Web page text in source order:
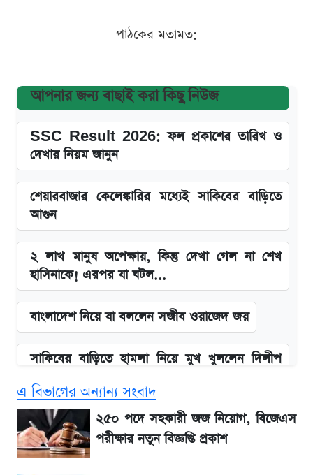
পাঠকের মতামত:
আপনার জন্য বাছাই করা কিছু নিউজ
SSC Result 2026: ফল প্রকাশের তারিখ ও
দেখার নিয়ম জানুন
শেয়ারবাজার কেলেঙ্কারির মধ্যেই সাকিবের বাড়িতে
আগুন
২ লাখ মানুষ অপেক্ষায়, কিন্তু দেখা গেল না শেখ
হাসিনাকে! এরপর যা ঘটল...
বাংলাদেশ নিয়ে যা বললেন সজীব ওয়াজেদ জয়
সাকিবের বাড়িতে হামলা নিয়ে মুখ খুললেন দিলীপ
আগামী ৪ দিনের আবহাওয়া নিয়ে বড় সতর্কবার্তা
লিটনকে নিয়ে টিম ম্যানেজমেন্টের নতুন পরিকল্পনা
এ বিভাগের অন্যান্য সংবাদ
২৫০ পদে সহকারী জজ নিয়োগ, বিজেএস
পরীক্ষার নতুন বিজ্ঞপ্তি প্রকাশ